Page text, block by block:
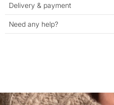
Delivery & payment
Need any help?